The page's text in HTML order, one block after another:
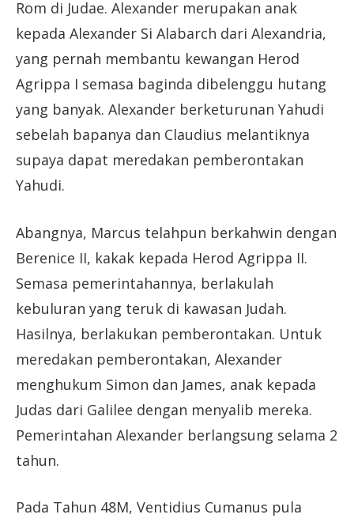
Rom di Judae. Alexander merupakan anak
kepada Alexander Si Alabarch dari Alexandria,
yang pernah membantu kewangan Herod
Agrippa I semasa baginda dibelenggu hutang
yang banyak. Alexander berketurunan Yahudi
sebelah bapanya dan Claudius melantiknya
supaya dapat meredakan pemberontakan
Yahudi.
Abangnya, Marcus telahpun berkahwin dengan
Berenice II, kakak kepada Herod Agrippa II.
Semasa pemerintahannya, berlakulah
kebuluran yang teruk di kawasan Judah.
Hasilnya, berlakukan pemberontakan. Untuk
meredakan pemberontakan, Alexander
menghukum Simon dan James, anak kepada
Judas dari Galilee dengan menyalib mereka.
Pemerintahan Alexander berlangsung selama 2
tahun.
Pada Tahun 48M, Ventidius Cumanus pula